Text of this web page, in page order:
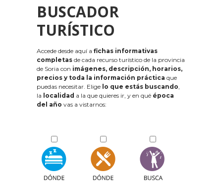
BUSCADOR
TURÍSTICO
Accede desde aquí a fichas informativas
completas de cada recurso turístico de la provincia
de Soria con imágenes, descripción, horarios,
precios y toda la información práctica que
puedas necesitar. Elige lo que estás buscando,
la localidad a la que quieres ir, y en qué época
del año vas a vistarnos: